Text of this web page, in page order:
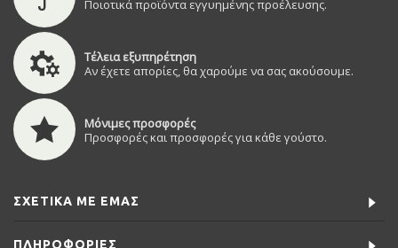
Ποιοτικά προϊόντα εγγυημένης προέλευσης.
Τέλεια εξυπηρέτηση
Αν έχετε απορίες, θα χαρούμε να σας ακούσουμε.
Μόνιμες προσφορές
Προσφορές και προσφορές για κάθε γούστο.
ΣΧΕΤΙΚΆ ΜΕ ΕΜΆΣ
ΠΛΗΡΟΦΟΡΊΕΣ